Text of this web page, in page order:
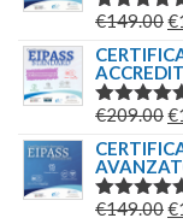
€149.00IL
€
€209.00IL
€
€149.00IL
€